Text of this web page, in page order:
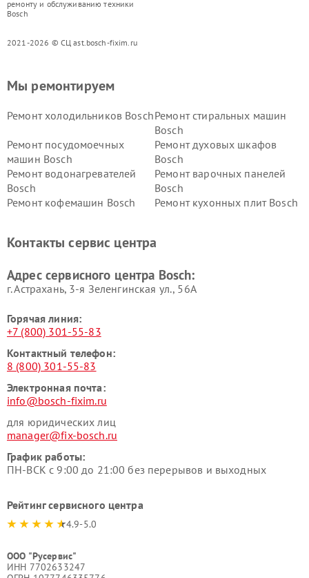
ремонту и обслуживанию техники
Bosch
2021-2026 © СЦ ast.bosch-fixim.ru
Мы ремонтируем
Ремонт холодильников BoschРемонт стиральных машин
Bosch
Ремонт посудомоечных
машин Bosch
Ремонт духовых шкафов
Bosch
Ремонт водонагревателей
Bosch
Ремонт варочных панелей
Bosch
Ремонт кофемашин Bosch
Ремонт кухонных плит Bosch
Ремонт сушильных автоматовРемонт морозильных камер
Контакты сервис центра
Адрес сервисного центра Bosch:
г. Астрахань, 3-я Зеленгинская ул., 56А
Горячая линия:
+7 (800) 301-55-83
Контактный телефон:
8 (800) 301-55-83
Электронная почта:
info@bosch-fixim.ru
для юридических лиц
manager@fix-bosch.ru
График работы:
ПН-ВСК с 9:00 до 21:00 без перерывов и выходных
Рейтинг сервисного центра
4.9-5.0
ООО "Русервис"
ИНН 7702633247